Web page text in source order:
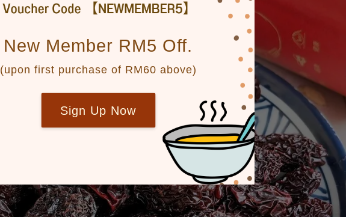
New Member RM5 Off.
(upon first purchase of RM60 above)
Sign Up Now